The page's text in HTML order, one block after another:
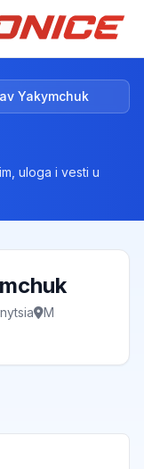
Yakymchuk
uloga i vesti u
M